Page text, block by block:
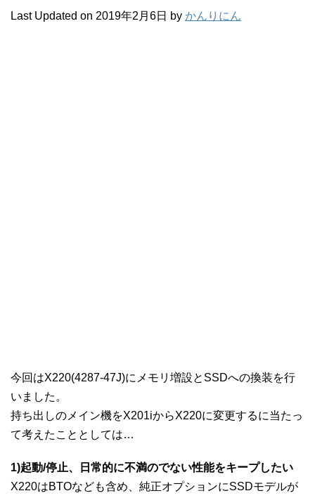
Last Updated on 2019年2月6日 by かんりにん
今回はX220(4287-47J)にメモリ増設とSSDへの換装を行
いました。
持ち出しのメイン機をX201iからX220に変更するに当たっ
て考えたこととしては…
1)起動/停止、日常的に不満のでない性能をキープしたい
X220はBTOなども含め、純正オプションにSSDモデルが